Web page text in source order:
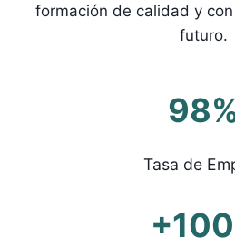
formación de calidad y
futuro.
Tasa de